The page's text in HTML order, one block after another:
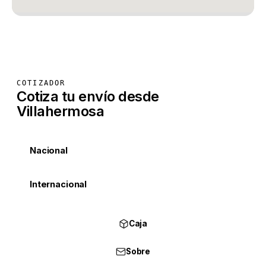
COTIZADOR
Cotiza tu envío desde
Villahermosa
Nacional
Internacional
Caja
Sobre